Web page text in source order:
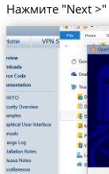
Нажмите "Next >"